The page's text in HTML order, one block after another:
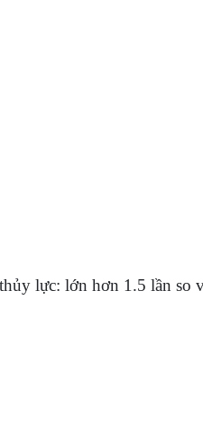
lực: lớn hơn 1.5 lần so